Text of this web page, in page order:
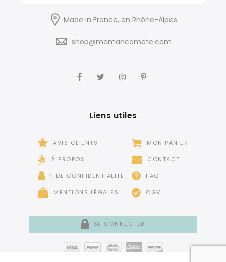
Made in France, en Rhône-Alpes
shop@mamancomete.com
Liens utiles
AVIS CLIENTS
À PROPOS
P. DE CONFIDENTIALITÉ
MENTIONS LÉGALES
MON PANIER
CONTACT
FAQ
CGV
SE CONNECTER